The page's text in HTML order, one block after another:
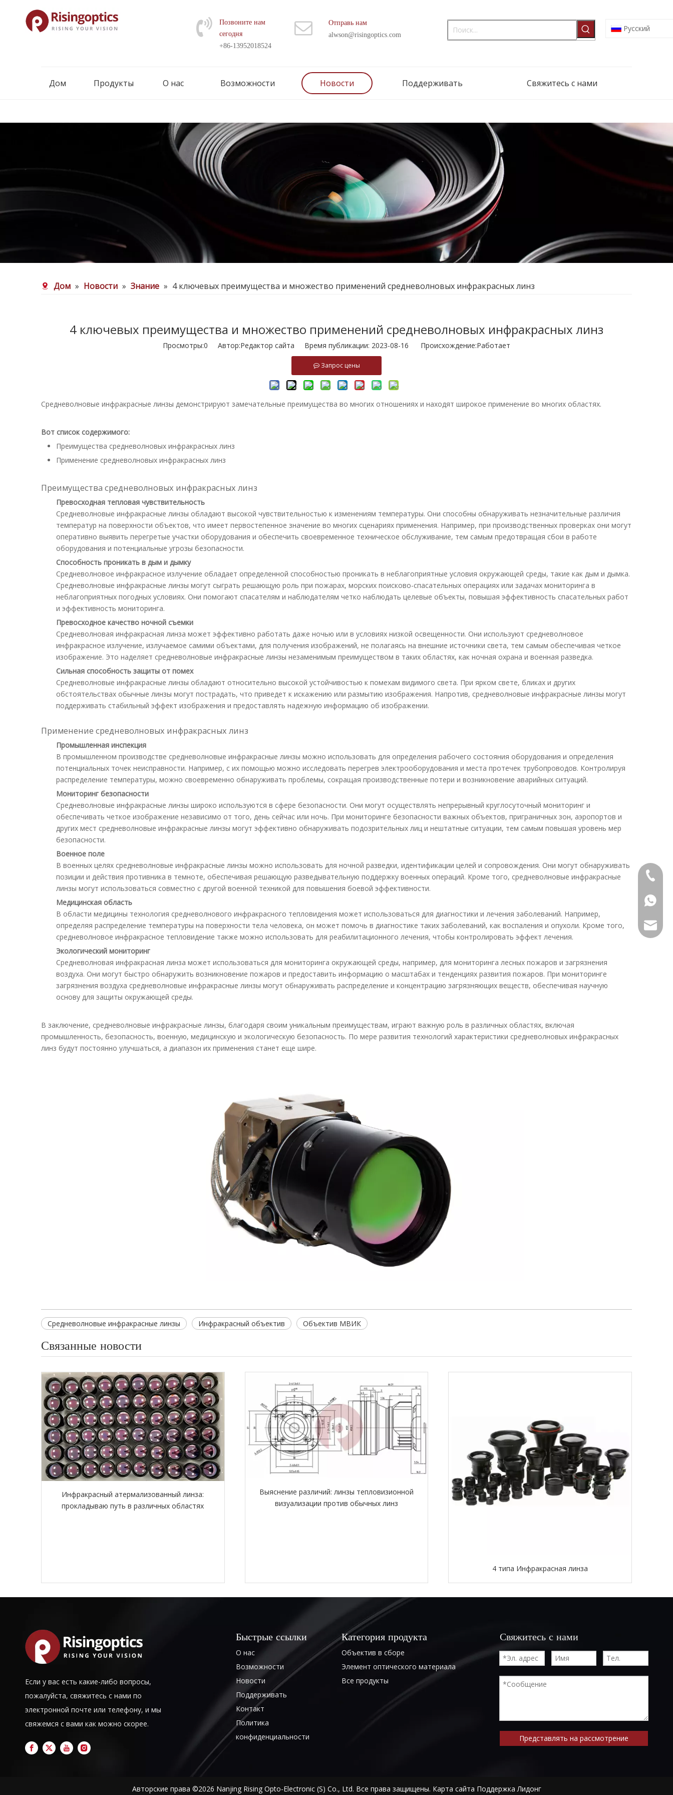
Позвоните нам
сегодня
+86-13952018524
Отправь нам
alwson@risingoptics.com
Pусский
Дом Продукты О нас Возможности Новости Поддерживать Свяжитесь с нами
Дом » Новости » Знание » 4 ключевых преимущества и множество применений средневолновых инфракрасных линз
4 ключевых преимущества и множество применений средневолновых инфракрасных линз
Просмотры:0 Автор:Pедактор сайта Время публикации: 2023-08-16 Происхождение:Работает
Запрос цены
Средневолновые инфракрасные линзы демонстрируют замечательные преимущества во многих отношениях и находят широкое применение во многих областях.
Вот список содержимого:
Преимущества средневолновых инфракрасных линз
Применение средневолновых инфракрасных линз
Преимущества средневолновых инфракрасных линз
Превосходная тепловая чувствительность
Средневолновые инфракрасные линзы обладают высокой чувствительностью к изменениям температуры. Они способны обнаруживать незначительные различия
температур на поверхности объектов, что имеет первостепенное значение во многих сценариях применения. Например, при производственных проверках они могут
оперативно выявить перегретые участки оборудования и обеспечить своевременное техническое обслуживание, тем самым предотвращая сбои в работе
оборудования и потенциальные угрозы безопасности.
Способность проникать в дым и дымку
Средневолновое инфракрасное излучение обладает определенной способностью проникать в неблагоприятные условия окружающей среды, такие как дым и дымка.
Средневолновые инфракрасные линзы могут сыграть решающую роль при пожарах, морских поисково-спасательных операциях или задачах мониторинга в
неблагоприятных погодных условиях. Они помогают спасателям и наблюдателям четко наблюдать целевые объекты, повышая эффективность спасательных работ
и эффективность мониторинга.
Превосходное качество ночной съемки
Средневолновая инфракрасная линза может эффективно работать даже ночью или в условиях низкой освещенности. Они используют средневолновое
инфракрасное излучение, излучаемое самими объектами, для получения изображений, не полагаясь на внешние источники света, тем самым обеспечивая четкое
изображение. Это наделяет средневолновые инфракрасные линзы незаменимым преимуществом в таких областях, как ночная охрана и военная разведка.
Сильная способность защиты от помех
Средневолновые инфракрасные линзы обладают относительно высокой устойчивостью к помехам видимого света. При ярком свете, бликах и других
обстоятельствах обычные линзы могут пострадать, что приведет к искажению или размытию изображения. Напротив, средневолновые инфракрасные линзы могут
поддерживать стабильный эффект изображения и предоставлять надежную информацию об изображении.
Применение средневолновых инфракрасных линз
Промышленная инспекция
В промышленном производстве средневолновые инфракрасные линзы можно использовать для определения рабочего состояния оборудования и определения
потенциальных точек неисправности. Например, с их помощью можно исследовать перегрев электрооборудования и места протечек трубопроводов. Контролируя
распределение температуры, можно своевременно обнаруживать проблемы, сокращая производственные потери и возникновение аварийных ситуаций.
Мониторинг безопасности
Средневолновые инфракрасные линзы широко используются в сфере безопасности. Они могут осуществлять непрерывный круглосуточный мониторинг и
обеспечивать четкое изображение независимо от того, день сейчас или ночь. При мониторинге безопасности важных объектов, приграничных зон, аэропортов и
других мест средневолновые инфракрасные линзы могут эффективно обнаруживать подозрительных лиц и нештатные ситуации, тем самым повышая уровень мер
безопасности.
Военное поле
В военных целях средневолновые инфракрасные линзы можно использовать для ночной разведки, идентификации целей и сопровождения. Они могут обнаруживать
позиции и действия противника в темноте, обеспечивая решающую разведывательную поддержку военных операций. Кроме того, средневолновые инфракрасные
линзы могут использоваться совместно с другой военной техникой для повышения боевой эффективности.
Медицинская область
В области медицины технология средневолнового инфракрасного тепловидения может использоваться для диагностики и лечения заболеваний. Например,
определяя распределение температуры на поверхности тела человека, он может помочь в диагностике таких заболеваний, как воспаления и опухоли. Кроме того,
средневолновое инфракрасное тепловидение также можно использовать для реабилитационного лечения, чтобы контролировать эффект лечения.
Экологический мониторинг
Средневолновая инфракрасная линза может использоваться для мониторинга окружающей среды, например, для мониторинга лесных пожаров и загрязнения
воздуха. Они могут быстро обнаружить возникновение пожаров и предоставить информацию о масштабах и тенденциях развития пожаров. При мониторинге
загрязнения воздуха средневолновые инфракрасные линзы могут обнаруживать распределение и концентрацию загрязняющих веществ, обеспечивая научную
основу для защиты окружающей среды.
В заключение, средневолновые инфракрасные линзы, благодаря своим уникальным преимуществам, играют важную роль в различных областях, включая
промышленность, безопасность, военную, медицинскую и экологическую безопасность. По мере развития технологий характеристики средневолновых инфракрасных
линз будут постоянно улучшаться, а диапазон их применения станет еще шире.
Средневолновые инфракрасные линзы Инфракрасный объектив Объектив МВИК
Связанные новости
Инфракрасный атермализованный линза:
прокладываю путь в различных областях
Выяснение различий: линзы тепловизионной
визуализации против обычных линз
4 типа Инфракрасная линза
Если у вас есть какие-либо вопросы,
пожалуйста, свяжитесь с нами по
электронной почте или телефону, и мы
свяжемся с вами как можно скорее.
Быстрые ссылки
О нас
Возможности
Новости
Поддерживать
Контакт
Политика
конфиденциальности
Категория продукта
Объектив в сборе
Элемент оптического материала
Все продукты
Свяжитесь с нами
Представлять на рассмотрение
Авторские права ©2026 Nanjing Rising Opto-Electronic (S) Co., Ltd. Все права защищены. Карта сайта Поддержка Лидонг
+86-